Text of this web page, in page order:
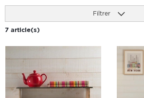
Filtrer
7 article(s)